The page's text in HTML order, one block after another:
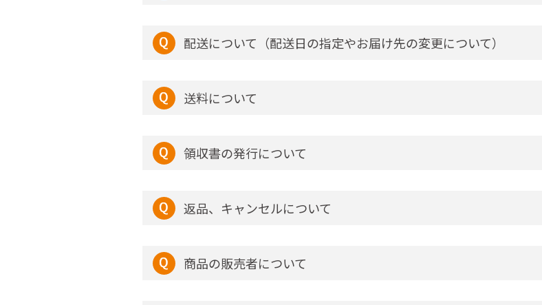
配送について（配送日の指定やお届け先の変更について）
送料について
領収書の発行について
返品、キャンセルについて
商品の販売者について